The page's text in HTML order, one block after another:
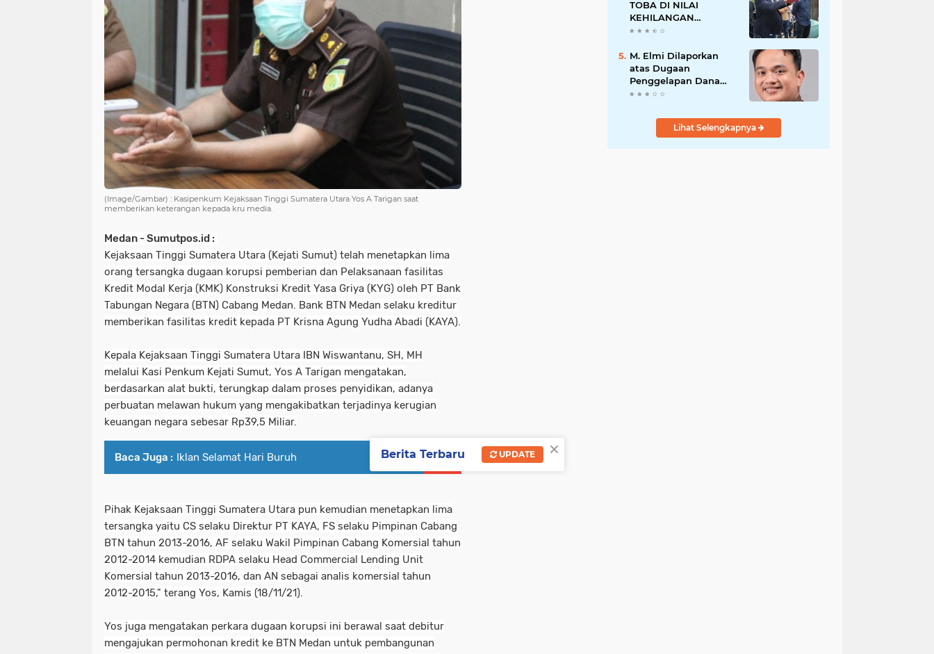
(Image/Gambar) : Kasipenkum Kejaksaan Tinggi Sumatera Utara Yos A Tarigan saat
memberikan keterangan kepada kru media.
Medan - Sumutpos.id :
Kejaksaan Tinggi Sumatera Utara (Kejati Sumut) telah menetapkan lima
orang tersangka dugaan korupsi pemberian dan Pelaksanaan fasilitas
Kredit Modal Kerja (KMK) Konstruksi Kredit Yasa Griya (KYG) oleh PT Bank
Tabungan Negara (BTN) Cabang Medan. Bank BTN Medan selaku kreditur
memberikan fasilitas kredit kepada PT Krisna Agung Yudha Abadi (KAYA).
Kepala Kejaksaan Tinggi Sumatera Utara IBN Wiswantanu, SH, MH
melalui Kasi Penkum Kejati Sumut, Yos A Tarigan mengatakan,
berdasarkan alat bukti, terungkap dalam proses penyidikan, adanya
perbuatan melawan hukum yang mengakibatkan terjadinya kerugian
keuangan negara sebesar Rp39,5 Miliar.
Baca Juga : Iklan Selamat Hari Buruh
Pihak Kejaksaan Tinggi Sumatera Utara pun kemudian menetapkan lima
tersangka yaitu CS selaku Direktur PT KAYA, FS selaku Pimpinan Cabang
BTN tahun 2013-2016, AF selaku Wakil Pimpinan Cabang Komersial tahun
2012-2014 kemudian RDPA selaku Head Commercial Lending Unit
Komersial tahun 2013-2016, dan AN sebagai analis komersial tahun
2012-2015," terang Yos, Kamis (18/11/21).
Yos juga mengatakan perkara dugaan korupsi ini berawal saat debitur
mengajukan permohonan kredit ke BTN Medan untuk pembangunan
TOBA DI NILAI
KEHILANGAN
INDEPENDENSI.
PENEMBOKAN TANAH
DI LAGUBOTI DAPAT
SOROTAN.
M. Elmi Dilaporkan
atas Dugaan
Penggelapan Dana
Pensiunan Guru dan
Pastikan Proses
Hukum BerjalanLihat Selengkapnya
×
Berita Terbaru UPDATE